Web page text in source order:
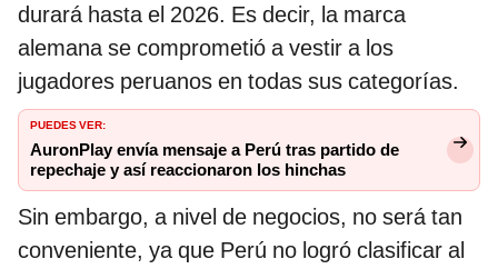
durará hasta el 2026. Es decir, la marca
alemana se comprometió a vestir a los
jugadores peruanos en todas sus categorías.
PUEDES VER:
AuronPlay envía mensaje a Perú tras partido de
repechaje y así reaccionaron los hinchas
Sin embargo, a nivel de negocios, no será tan
conveniente, ya que Perú no logró clasificar al